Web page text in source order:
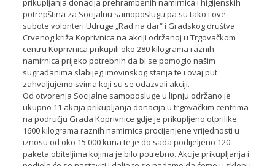
prikupljanja donacija prehrambenih namirnica i higijenskih
potrepština za Socijalnu samoposlugu pa su tako i ove
subote volonteri Udruge „Rad na dar“ i Gradskog društva
Crvenog križa Koprivnica na akciji održanoj u Trgovačkom
centru Koprivnica prikupili oko 280 kilograma raznih
namirnica prijeko potrebnih da bi se pomoglo našim
sugrađanima slabijeg imovinskog stanja te i ovaj put
zahvaljujemo svima koji su se odazvali akciji.
Od otvorenja Socijalne samoposluge u lipnju održano je
ukupno 11 akcija prikupljanja donacija u trgovačkim centrima
na području Grada Koprivnice gdje je prikupljeno otprilike
1600 kilograma raznih namirnica procijenjene vrijednosti u
iznosu od oko 15.000 kuna te je do sada podijeljeno 120
paketa obiteljima kojima je bilo potrebno. Akcije prikupljanja i